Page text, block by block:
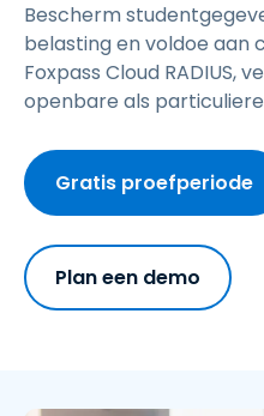
Bescherm
belasting en voldoe aan
Foxpass Cloud RADIUS,
openbare als
Gratis proefperiode
Plan een demo